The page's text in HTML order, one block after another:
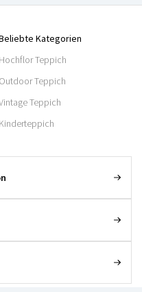
Kategorien
Hochflor Teppich
Outdoor Teppich
Teppich
Kinderteppich